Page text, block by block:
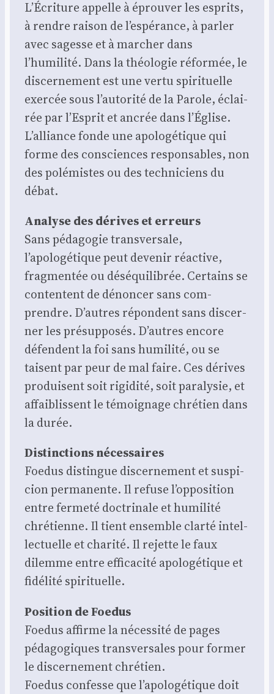
L’Écriture appelle à éprou­ver les esprits,
à rendre rai­son de l’espérance, à par­ler
avec sagesse et à mar­cher dans
l’humilité. Dans la théo­lo­gie réfor­mée, le
dis­cer­ne­ment est une ver­tu spi­ri­tuelle
exer­cée sous l’autorité de la Parole, éclai­
rée par l’Esprit et ancrée dans l’Église.
L’alliance fonde une apo­lo­gé­tique qui
forme des consciences res­pon­sables, non
des polé­mistes ou des tech­ni­ciens du
débat.
Ana­lyse des dérives et erreurs
Sans péda­go­gie trans­ver­sale,
l’apologétique peut deve­nir réac­tive,
frag­men­tée ou dés­équi­li­brée. Cer­tains se
contentent de dénon­cer sans com­
prendre. D’autres répondent sans dis­cer­
ner les pré­sup­po­sés. D’autres encore
défendent la foi sans humi­li­té, ou se
taisent par peur de mal faire. Ces dérives
pro­duisent soit rigi­di­té, soit para­ly­sie, et
affai­blissent le témoi­gnage chré­tien dans
la durée.
Dis­tinc­tions néces­saires
Foe­dus dis­tingue dis­cer­ne­ment et sus­pi­
cion per­ma­nente. Il refuse l’opposition
entre fer­me­té doc­tri­nale et humi­li­té
chré­tienne. Il tient ensemble clar­té intel­
lec­tuelle et cha­ri­té. Il rejette le faux
dilemme entre effi­ca­ci­té apo­lo­gé­tique et
fidé­li­té spi­ri­tuelle.
Posi­tion de Foe­dus
Foe­dus affirme la néces­si­té de pages
péda­go­giques trans­ver­sales pour for­mer
le dis­cer­ne­ment chré­tien.
Foe­dus confesse que l’apologétique doit